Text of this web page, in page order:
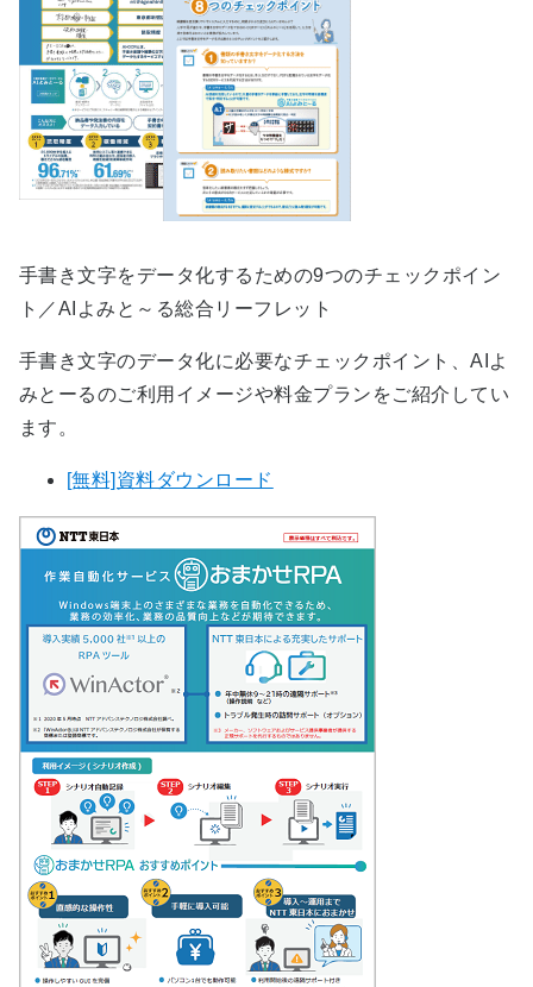
手書き文字をデータ化するための9つのチェックポイン
ト／AIよみと～る総合リーフレット
手書き文字のデータ化に必要なチェックポイント、AIよ
みとーるのご利用イメージや料金プランをご紹介してい
ます。
[無料]資料ダウンロード